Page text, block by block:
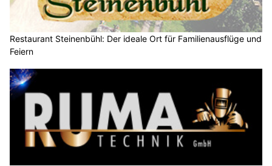
Restaurant Steinenbühl: Der ideale Ort für Familienausflüge und
Feiern